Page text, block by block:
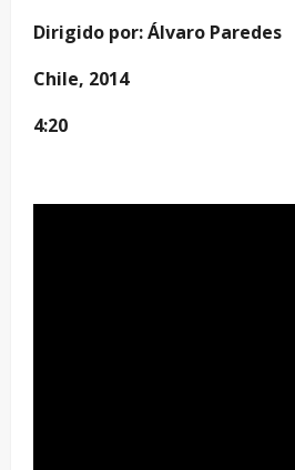
Dirigido por: Álvaro Paredes
Chile, 2014
4:20